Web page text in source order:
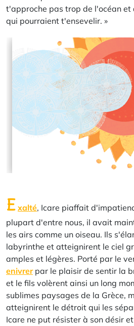
t'approche pas trop de l'océan et
qui pourraient t'ensevelir. »
E xalté, Icare piaffait
plupart d'entre nous, il avait
les airs comme un oiseau. Ils
labyrinthe et atteignirent le ciel
amples et légères. Porté par le
enivrerpar le plaisir de sentir la
et le fils volèrent ainsi un long
sublimes paysages de la Grèce,
atteignirent le détroit qui les
Icare ne put résister à son désir